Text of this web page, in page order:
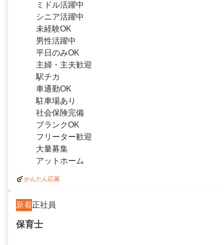
ミドル活躍中
シニア活躍中
未経験OK
男性活躍中
平日のみOK
主婦・主夫歓迎
駅チカ
車通勤OK
駐車場あり
社会保険完備
ブランクOK
フリーター歓迎
大量募集
アットホーム
かんたん応募
新着正社員
保育士